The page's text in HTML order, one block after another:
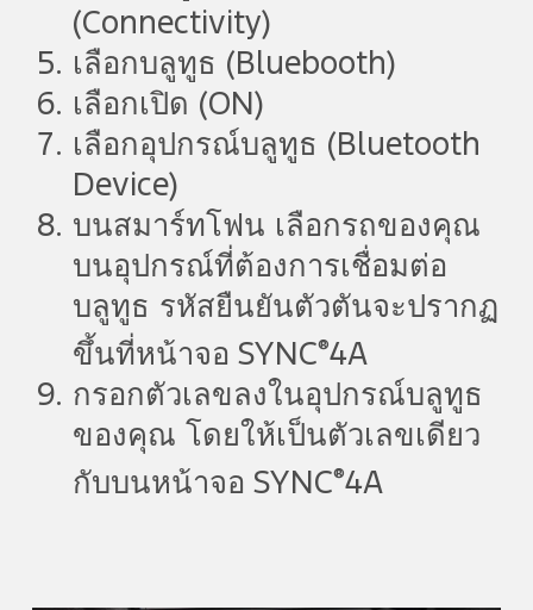
(Connectivity)
เลือกบลูทูธ (Bluebooth)
เลือกเปิด (ON)
เลือกอุปกรณ์บลูทูธ (Bluetooth
Device)
บนสมาร์ทโฟน เลือกรถของคุณ
บนอุปกรณ์ที่ต้องการเชื่อมต่อ
บลูทูธ รหัสยืนยันตัวตันจะปรากฏ
ขึ้นที่หน้าจอ SYNC®4A
กรอกตัวเลขลงในอุปกรณ์บลูทูธ
ของคุณ โดยให้เป็นตัวเลขเดียว
กับบนหน้าจอ SYNC®4A